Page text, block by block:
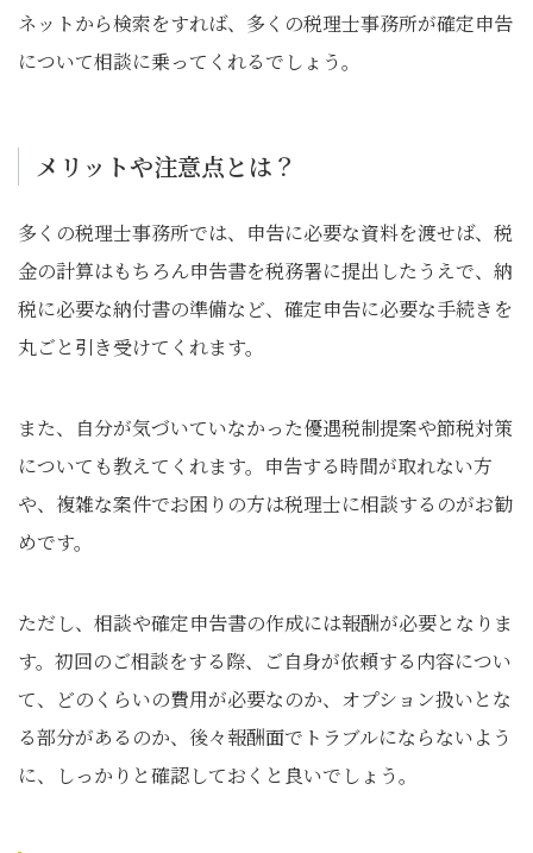
ネットから検索をすれば、多くの税理士事務所が確定申告
について相談に乗ってくれるでしょう。
メリットや注意点とは？
多くの税理士事務所では、申告に必要な資料を渡せば、税
金の計算はもちろん申告書を税務署に提出したうえで、納
税に必要な納付書の準備など、確定申告に必要な手続きを
丸ごと引き受けてくれます。
また、自分が気づいていなかった優遇税制提案や節税対策
についても教えてくれます。申告する時間が取れない方
や、複雑な案件でお困りの方は税理士に相談するのがお勧
めです。
ただし、相談や確定申告書の作成には報酬が必要となりま
す。初回のご相談をする際、ご自身が依頼する内容につい
て、どのくらいの費用が必要なのか、オプション扱いとな
る部分があるのか、後々報酬面でトラブルにならないよう
に、しっかりと確認しておくと良いでしょう。